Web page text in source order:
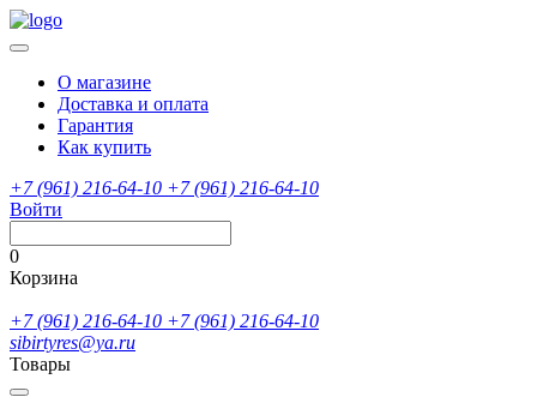
О магазине
Доставка и оплата
Гарантия
Как купить
+7 (961) 216-64-10 +7 (961) 216-64-10
Войти
0
Корзина
+7 (961) 216-64-10 +7 (961) 216-64-10
sibirtyres@ya.ru
Товары